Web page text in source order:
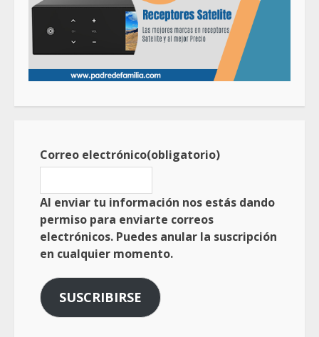
Correo electrónico(obligatorio)
Al enviar tu información nos estás dando
permiso para enviarte correos
electrónicos. Puedes anular la suscripción
en cualquier momento.
SUSCRIBIRSE